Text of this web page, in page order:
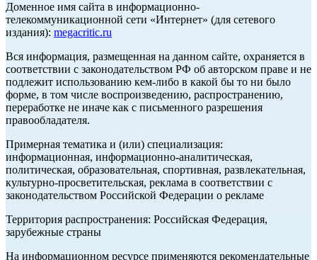
Доменное имя сайта в информационно-
телекоммуникационной сети «Интернет» (для сетевого
издания): megacritic.ru
Вся информация, размещенная на данном сайте, охраняется в
соответствии с законодательством РФ об авторском праве и не
подлежит использованию кем-либо в какой бы то ни было
форме, в том числе воспроизведению, распространению,
переработке не иначе как с письменного разрешения
правообладателя.
Примерная тематика и (или) специализация:
информационная, информационно-аналитическая,
политическая, образовательная, спортивная, развлекательная,
культурно-просветительская, реклама в соответствии с
законодательством Российской Федерации о рекламе
Территория распространения: Российская Федерация,
зарубежные страны
На информационном ресурсе применяются рекомендательные